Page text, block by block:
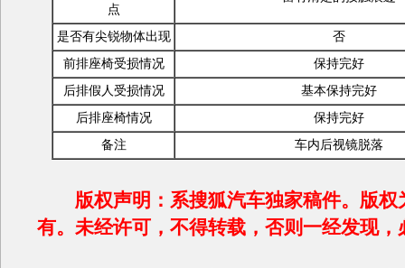
点
是否有尖锐物体出现
否
前排座椅受损情况
保持完好
后排假人受损情况
基本保持完好
后排座椅情况
保持完好
备注
车内后视镜脱落
版权声明：系搜狐汽车独家稿件。版权
有。未经许可，不得转载，否则一经发现，